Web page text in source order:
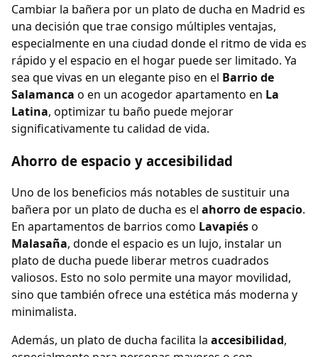
Cambiar la bañera por un plato de ducha en Madrid es
una decisión que trae consigo múltiples ventajas,
especialmente en una ciudad donde el ritmo de vida es
rápido y el espacio en el hogar puede ser limitado. Ya
sea que vivas en un elegante piso en el Barrio de
Salamanca o en un acogedor apartamento en La
Latina, optimizar tu baño puede mejorar
significativamente tu calidad de vida.
Ahorro de espacio y accesibilidad
Uno de los beneficios más notables de sustituir una
bañera por un plato de ducha es el ahorro de espacio.
En apartamentos de barrios como Lavapiéso
Malasaña, donde el espacio es un lujo, instalar un
plato de ducha puede liberar metros cuadrados
valiosos. Esto no solo permite una mayor movilidad,
sino que también ofrece una estética más moderna y
minimalista.
Además, un plato de ducha facilita la accesibilidad,